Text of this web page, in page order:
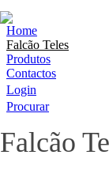
Home
Falcão Teles
Produtos
Contactos
Login
Procurar
Falcão